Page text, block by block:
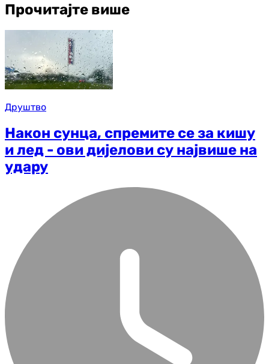
Прочитајте више
Друштво
Након сунца, спремите се за кишу
и лед - ови дијелови су највише на
удару